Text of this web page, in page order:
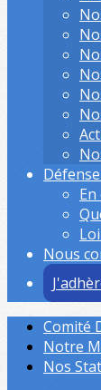
Nous
Comité
Notre
Nos